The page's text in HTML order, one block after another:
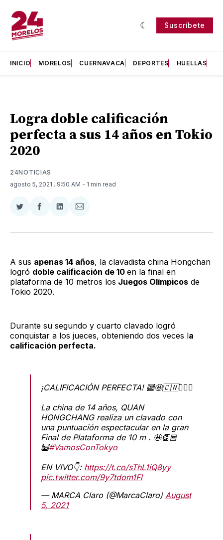
Suscríbete
INICIO MORELOS CUERNAVACA DEPORTES HUELLAS
Logra doble calificación
perfecta a sus 14 años en Tokio
2020
24NOTICIAS
agosto 5, 2021 . 9:50 AM - 1 min read
Compartir
Twitter
Compartir
Facebook
Compartir
LinkedIn
Compartir
Email
A sus apenas 14 años, la clavadista china Hongchan
logró doble calificación de 10 en la final en
plataforma de 10 metros los Juegos Olímpicos de
Tokio 2020.
Durante su segundo y cuarto clavado logró
conquistar a los jueces, obteniendo dos veces la
calificación perfecta.
¡CALIFICACIÓN PERFECTA! 🔟🤩🇨🇳🙆🏾‍♀️
La china de 14 años, QUAN
HONGCHANG realiza un clavado con
una puntuación espectacular en la gran
Final de Plataforma de 10 m . 🤩👏🏾
🔟#VamosConTokyo
EN VIVO👇: https://t.co/sThL1iQ8yy
pic.twitter.com/9y7tdom1Fl
— MARCA Claro (@MarcaClaro) August
5, 2021